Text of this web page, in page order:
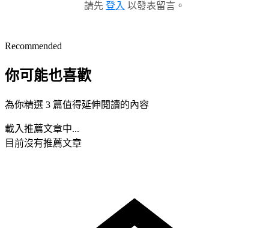
請先 登入 以發表留言。
Recommended
你可能也喜歡
為你精選 3 篇值得延伸閱讀的內容
載入推薦文章中...
目前沒有推薦文章